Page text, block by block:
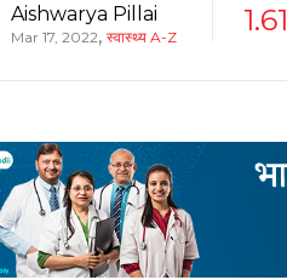
Aishwarya Pillai
Mar 17, 2022, स्वास्थ्य A-Z